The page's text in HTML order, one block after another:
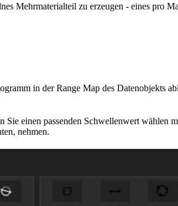
Mehrmaterialteil zu erzeugen - eines pro
in der Range Map des Datenobjekts
einen passenden Schwellenwert
nehmen.